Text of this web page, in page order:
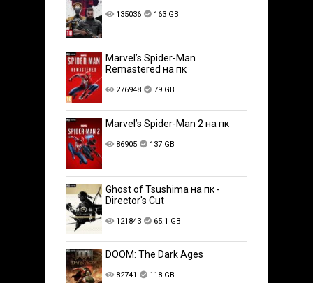
135036 163 GB
Marvel’s Spider-Man
Remastered на пк
276948 79 GB
Marvel’s Spider-Man 2 на пк
86905 137 GB
Ghost of Tsushima на пк -
Director's Cut
121843 65.1 GB
DOOM: The Dark Ages
82741 118 GB